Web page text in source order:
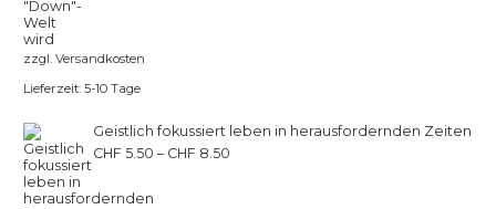
zzgl. Versandkosten
Lieferzeit: 5-10 Tage
Geistlich fokussiert leben in herausfordernden Zeiten
CHF 5.50 – CHF 8.50